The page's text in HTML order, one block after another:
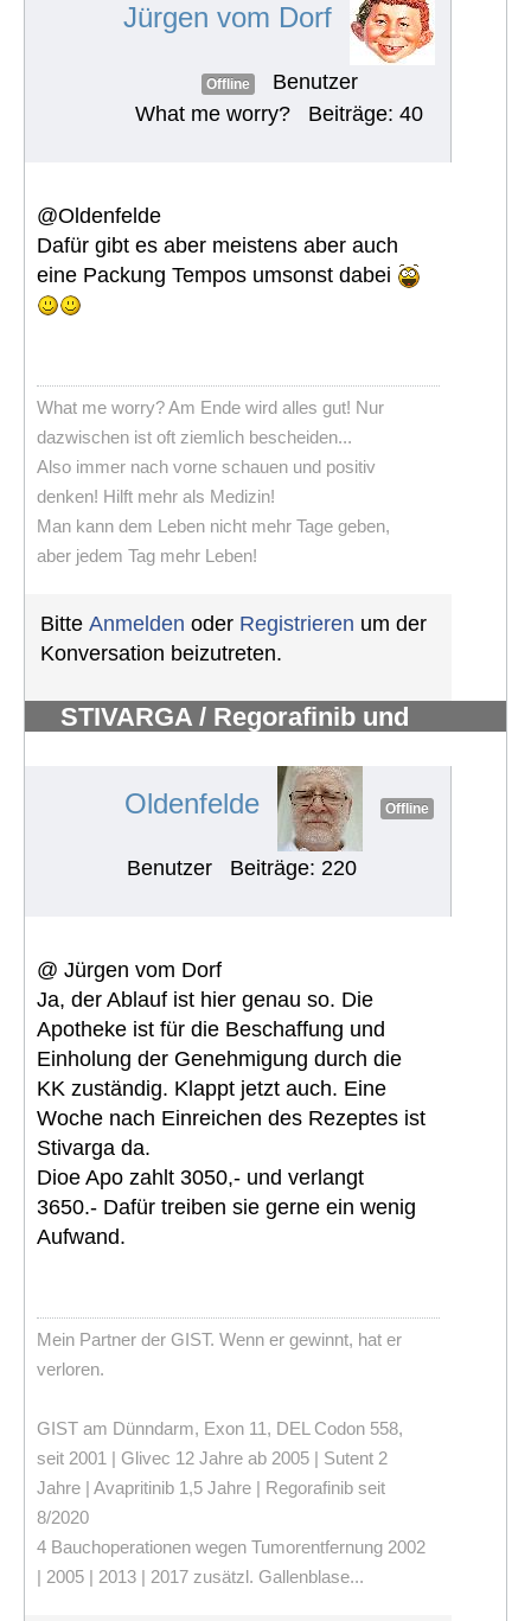
Jürgen vom Dorf
Offline
Benutzer
What me worry?
Beiträge: 40
@Oldenfelde
Dafür gibt es aber meistens aber auch
eine Packung Tempos umsonst dabei
What me worry? Am Ende wird alles gut! Nur
dazwischen ist oft ziemlich bescheiden...
Also immer nach vorne schauen und positiv
denken! Hilft mehr als Medizin!
Man kann dem Leben nicht mehr Tage geben,
aber jedem Tag mehr Leben!
Bitte Anmelden oder Registrieren um der
Konversation beizutreten.
STIVARGA / Regorafinib und
Oldenfelde Offline
Benutzer Beiträge: 220
@ Jürgen vom Dorf
Ja, der Ablauf ist hier genau so. Die
Apotheke ist für die Beschaffung und
Einholung der Genehmigung durch die
KK zuständig. Klappt jetzt auch. Eine
Woche nach Einreichen des Rezeptes ist
Stivarga da.
Dioe Apo zahlt 3050,- und verlangt
3650.- Dafür treiben sie gerne ein wenig
Aufwand.
Mein Partner der GIST. Wenn er gewinnt, hat er
verloren.
GIST am Dünndarm, Exon 11, DEL Codon 558,
seit 2001 | Glivec 12 Jahre ab 2005 | Sutent 2
Jahre | Avapritinib 1,5 Jahre | Regorafinib seit
8/2020
4 Bauchoperationen wegen Tumorentfernung 2002
| 2005 | 2013 | 2017 zusätzl. Gallenblase...